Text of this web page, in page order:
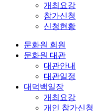
개최요강
참가신청
신청현황
문화원 회원
문화원 대관
대관안내
대관일정
대덕백일장
개최요강
개인 참가신청